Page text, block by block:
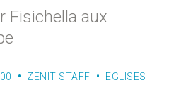
Fisichella aux
ZENIT STAFF
EGLISES